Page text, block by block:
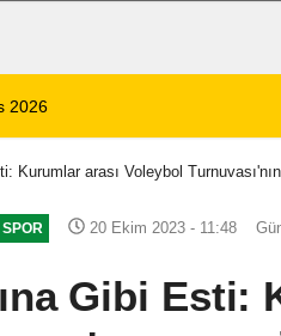
15 Yaralı
Kurumlar arası Voleybol
SPOR 20 Ekim 2023 - 11:48
Gibi Esti: